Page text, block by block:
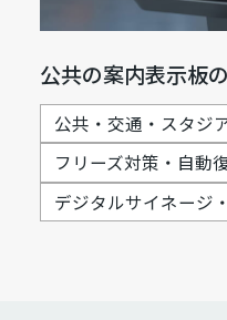
公共の案内表示板
公共・交通・スタジ
フリーズ対策・自動
デジタルサイネージ